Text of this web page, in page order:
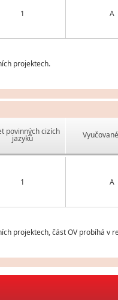
1 A
projektech.
povinných cizích
jazyků
1 A
projektech, část OV probíhá v